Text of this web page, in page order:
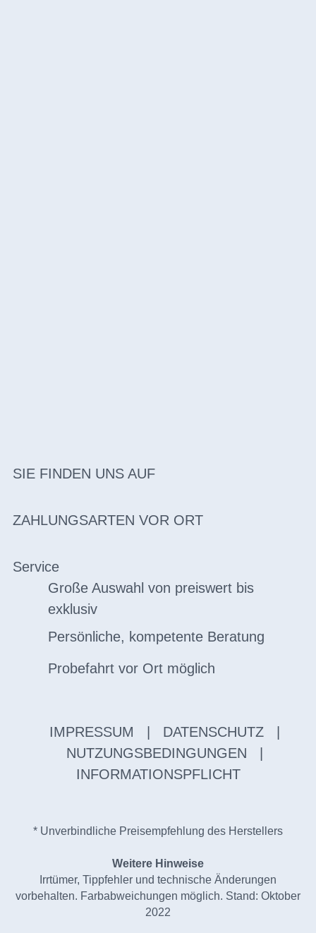
SIE FINDEN UNS AUF
ZAHLUNGSARTEN VOR ORT
Service
Große Auswahl von preiswert bis
exklusiv
Persönliche, kompetente Beratung
Probefahrt vor Ort möglich
IMPRESSUM DATENSCHUTZ
NUTZUNGSBEDINGUNGEN
INFORMATIONSPFLICHT
* Unverbindliche Preisempfehlung des Herstellers
Weitere Hinweise
Irrtümer, Tippfehler und technische Änderungen
vorbehalten. Farbabweichungen möglich. Stand: Oktober
2022